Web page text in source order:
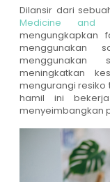
Dilansir dari
Medicine and
menggunakan
meningkatkan
mengurangi resiko
hamil ini
menyeimbangkan